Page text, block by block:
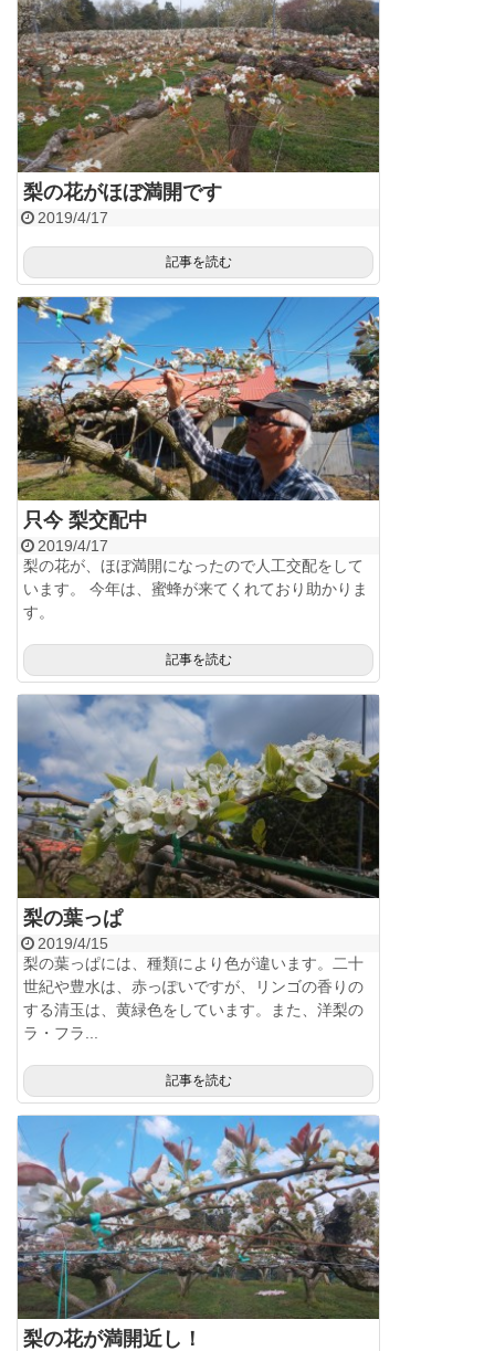
梨の花がほぼ満開です
2019/4/17
記事を読む
只今 梨交配中
2019/4/17
梨の花が、ほぼ満開になったので人工交配をして
います。 今年は、蜜蜂が来てくれており助かりま
す。
記事を読む
梨の葉っぱ
2019/4/15
梨の葉っぱには、種類により色が違います。二十
世紀や豊水は、赤っぽいですが、リンゴの香りの
する清玉は、黄緑色をしています。また、洋梨の
ラ・フラ...
記事を読む
梨の花が満開近し！